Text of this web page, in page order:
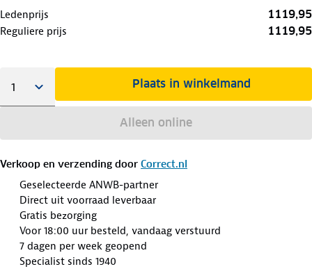
Ledenprijs 1119,95
Reguliere prijs 1119,95
Plaats in winkelmand
Alleen online
Verkoop en verzending door Correct.nl
Geselecteerde ANWB-partner
Direct uit voorraad leverbaar
Gratis bezorging
Voor 18:00 uur besteld, vandaag verstuurd
7 dagen per week geopend
Specialist sinds 1940